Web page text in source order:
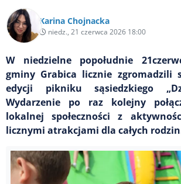
Karina Chojnacka
niedz., 21 czerwca 2026 18:00
W niedzielne popołudnie
gminy Grabica licznie zgromadzili
edycji pikniku sąsiedzkiego
Wydarzenie po raz kolejny
lokalnej społeczności z
licznymi atrakcjami dla całych